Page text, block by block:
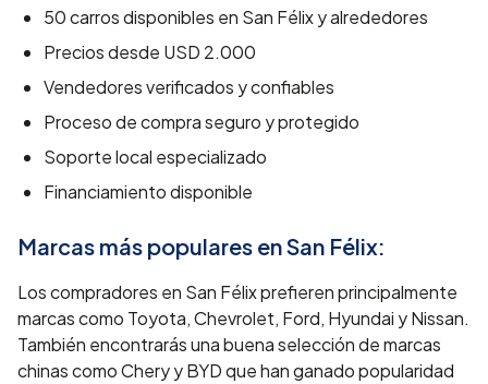
50carros disponibles en San Félixy alrededores
Precios desde USD 2.000
Vendedores verificados y confiables
Proceso de compra seguro y protegido
Soporte local especializado
Financiamiento disponible
Marcas más populares enSan Félix:
Los compradores en San Félix prefieren principalmente
marcas como Toyota, Chevrolet, Ford, Hyundai y Nissan.
También encontrarás una buena selección de marcas
chinas como Chery y BYD que han ganado popularidad